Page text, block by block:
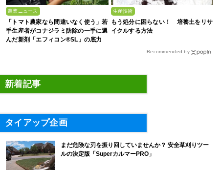
農業ニュース
「トマト農家なら間違いなく使う」若
手生産者がコナジラミ防除の一手に選
んだ新剤「エフィコン®SL」の底力
生産技術
もう処分に困らない！ 培養土をリサ
イクルする方法
Recommended by
新着記事
タイアップ企画
まだ危険な刃を振り回していませんか？ 安全草刈りツー
ルの決定版「SuperカルマーPRO」